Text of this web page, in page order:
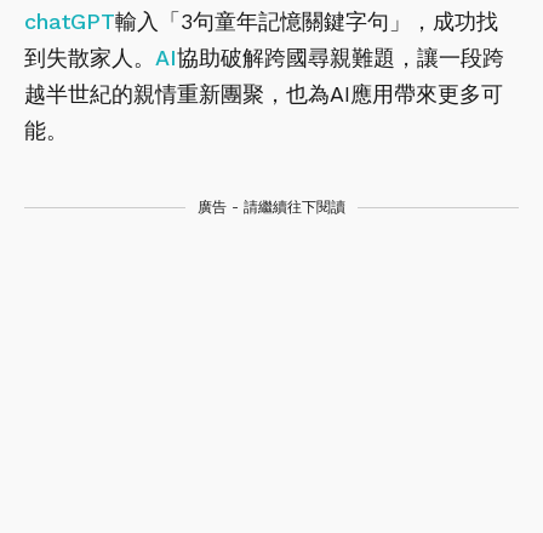
chatGPT輸入「3句童年記憶關鍵字句」，成功找
到失散家人。 AI協助破解跨國尋親難題，讓一段跨
越半世紀的親情重新團聚，也為AI應用帶來更多可
能。
廣告 - 請繼續往下閱讀